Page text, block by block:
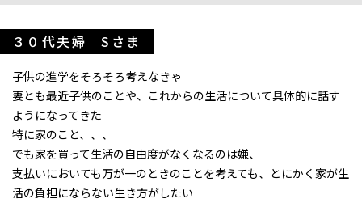
３０代夫婦 Sさま
子供の進学をそろそろ考えなきゃ
妻とも最近子供のことや、これからの生活について具体的に話す
ようになってきた
特に家のこと、、、
でも家を買って生活の自由度がなくなるのは嫌、
支払いにおいても万が一のときのことを考えても、とにかく家が生
活の負担にならない生き方がしたい